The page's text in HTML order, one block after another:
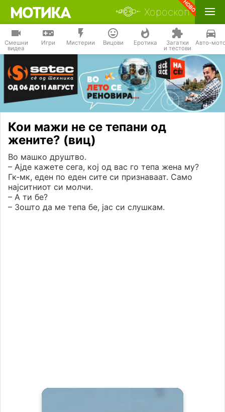
Хороскоп
Смешни
видеа
Игри Мистерии Вицови Еротика Загатки
и тестови
Авто-
Кои мажи не се тепани од
жените? (виц)
Во машко друштво.
– Ајде кажете сега, кој од вас го тепа жена му?
Гк-мк, еден по еден сите си признаваат. Само
најситниот си молчи.
– А ти бе?
– Зошто да ме тепа бе, јас си слушкам.